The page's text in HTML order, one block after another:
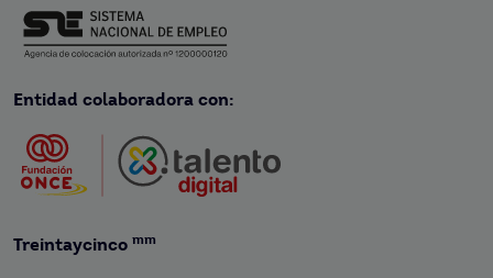
Entidad colaboradora con:
Treintaycinco mm